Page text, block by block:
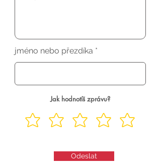
jméno nebo přezdíka
Jak hodnotíš zprávu?
Odeslat